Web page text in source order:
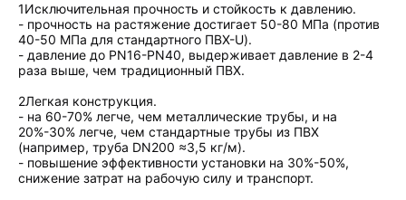
1Исключительная прочность и стойкость к давлению.
- прочность на растяжение достигает 50-80 МПа (против
40-50 МПа для стандартного ПВХ-U).
- давление до PN16-PN40, выдерживает давление в 2-4
раза выше, чем традиционный ПВХ.
2Легкая конструкция.
- на 60-70% легче, чем металлические трубы, и на
20%-30% легче, чем стандартные трубы из ПВХ
(например, труба DN200 ≈3,5 кг/м).
- повышение эффективности установки на 30%-50%,
снижение затрат на рабочую силу и транспорт.